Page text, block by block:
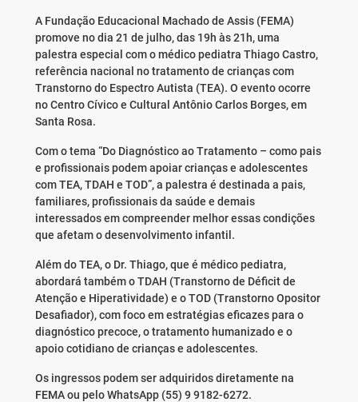
A Fundação Educacional Machado de Assis (FEMA)
promove no dia 21 de julho, das 19h às 21h, uma
palestra especial com o médico pediatra Thiago Castro,
referência nacional no tratamento de crianças com
Transtorno do Espectro Autista (TEA). O evento ocorre
no Centro Cívico e Cultural Antônio Carlos Borges, em
Santa Rosa.
Com o tema “Do Diagnóstico ao Tratamento – como pais
e profissionais podem apoiar crianças e adolescentes
com TEA, TDAH e TOD”, a palestra é destinada a pais,
familiares, profissionais da saúde e demais
interessados em compreender melhor essas condições
que afetam o desenvolvimento infantil.
Além do TEA, o Dr. Thiago, que é médico pediatra,
abordará também o TDAH (Transtorno de Déficit de
Atenção e Hiperatividade) e o TOD (Transtorno Opositor
Desafiador), com foco em estratégias eficazes para o
diagnóstico precoce, o tratamento humanizado e o
apoio cotidiano de crianças e adolescentes.
Os ingressos podem ser adquiridos diretamente na
FEMA ou pelo WhatsApp (55) 9 9182-6272.